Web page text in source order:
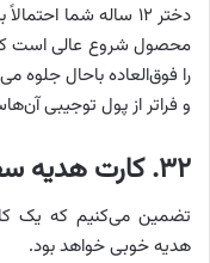
دختر ۱۲ ساله شما
محصول شروع عالی است که
را فوق‌العاده باحال
و فراتر از پول توجیبی
۳۲. کارت هدیه سفورا
هدیه خوبی خواهد بود.